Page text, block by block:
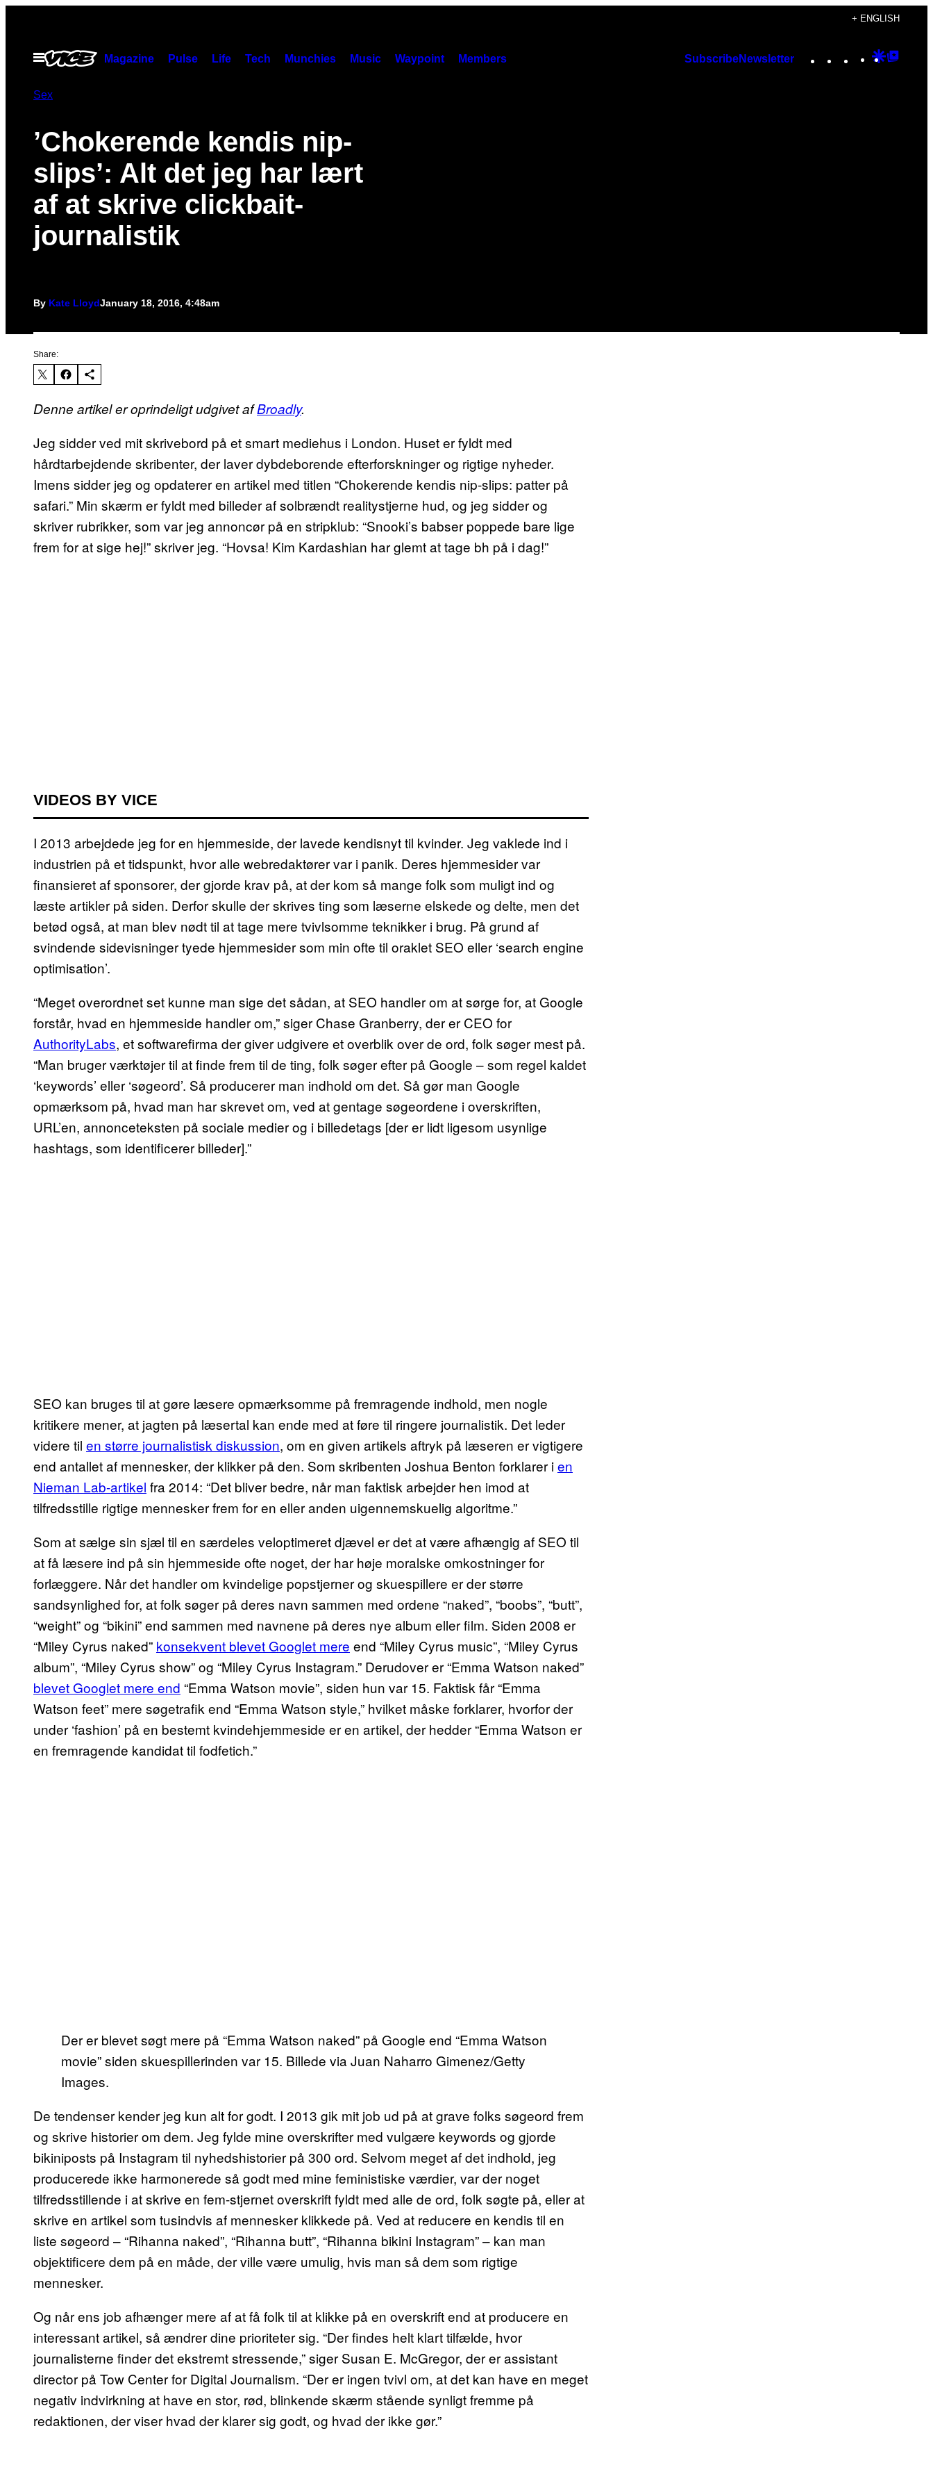
content
+ ENGLISH
Open
Menu
Magazine Pulse Life Tech Munchies Music Waypoint Members SubscribeNewsletter Instagram
TikTok
YouTube
Google
Sex
​’Chokerende kendis nip-
slips’: Alt det jeg har lært
af at skrive clickbait-
journalistik
By Kate LloydJanuary 18, 2016, 4:48am
Share:
Denne artikel er oprindeligt udgivet afBroadly.
Jeg sidder ved mit skrivebord på et smart mediehus i London. Huset er fyldt med
hårdtarbejdende skribenter, der laver dybdeborende efterforskninger og rigtige nyheder.
Imens sidder jeg og opdaterer en artikel med titlen “Chokerende kendis nip-slips: patter på
safari.” Min skærm er fyldt med billeder af solbrændt realitystjerne hud, og jeg sidder og
skriver rubrikker, som var jeg annoncør på en stripklub: “Snooki’s babser poppede bare lige
frem for at sige hej!” skriver jeg. “Hovsa! Kim Kardashian har glemt at tage bh på i dag!”
VIDEOS BY VICE
I 2013 arbejdede jeg for en hjemmeside, der lavede kendisnyt til kvinder. Jeg vaklede ind i
industrien på et tidspunkt, hvor alle webredaktører var i panik. Deres hjemmesider var
finansieret af sponsorer, der gjorde krav på, at der kom så mange folk som muligt ind og
læste artikler på siden. Derfor skulle der skrives ting som læserne elskede og delte, men det
betød også, at man blev nødt til at tage mere tvivlsomme teknikker i brug. På grund af
svindende sidevisninger tyede hjemmesider som min ofte til oraklet SEO eller ‘search engine
optimisation’.
“Meget overordnet set kunne man sige det sådan, at SEO handler om at sørge for, at Google
forstår, hvad en hjemmeside handler om,” siger Chase Granberry, der er CEO for
AuthorityLabs, et softwarefirma der giver udgivere et overblik over de ord, folk søger mest på.
“Man bruger værktøjer til at finde frem til de ting, folk søger efter på Google – som regel kaldet
‘keywords’ eller ‘søgeord’. Så producerer man indhold om det. Så gør man Google
opmærksom på, hvad man har skrevet om, ved at gentage søgeordene i overskriften,
URL’en, annonceteksten på sociale medier og i billedetags [der er lidt ligesom usynlige
hashtags, som identificerer billeder].”
SEO kan bruges til at gøre læsere opmærksomme på fremragende indhold, men nogle
kritikere mener, at jagten på læsertal kan ende med at føre til ringere journalistik. Det leder
videre til en større journalistisk diskussion, om en given artikels aftryk på læseren er vigtigere
end antallet af mennesker, der klikker på den. Som skribenten Joshua Benton forklarer ien
Nieman Lab-artikel fra 2014: “Det bliver bedre, når man faktisk arbejder hen imod at
tilfredsstille rigtige mennesker frem for en eller anden uigennemskuelig algoritme.”
Som at sælge sin sjæl til en særdeles veloptimeret djævel er det at være afhængig af SEO til
at få læsere ind på sin hjemmeside ofte noget, der har høje moralske omkostninger for
forlæggere. Når det handler om kvindelige popstjerner og skuespillere er der større
sandsynlighed for, at folk søger på deres navn sammen med ordene “naked”, “boobs”, “butt”,
“weight” og “bikini” end sammen med navnene på deres nye album eller film. Siden 2008 er
“Miley Cyrus naked” konsekvent blevet Googlet mere end “Miley Cyrus music”, “Miley Cyrus
album”, “Miley Cyrus show” og “Miley Cyrus Instagram.” Derudover er “Emma Watson naked”
blevet Googlet mere end “Emma Watson movie”, siden hun var 15. Faktisk får “Emma
Watson feet” mere søgetrafik end “Emma Watson style,” hvilket måske forklarer, hvorfor der
under ‘fashion’ på en bestemt kvindehjemmeside er en artikel, der hedder “Emma Watson er
en fremragende kandidat til fodfetich.”
Der er blevet søgt mere på “Emma Watson naked” på Google end “Emma Watson
movie” siden skuespillerinden var 15. Billede via Juan Naharro Gimenez/Getty
Images.
De tendenser kender jeg kun alt for godt. I 2013 gik mit job ud på at grave folks søgeord frem
og skrive historier om dem. Jeg fylde mine overskrifter med vulgære keywords og gjorde
bikiniposts på Instagram til nyhedshistorier på 300 ord. Selvom meget af det indhold, jeg
producerede ikke harmonerede så godt med mine feministiske værdier, var der noget
tilfredsstillende i at skrive en fem-stjernet overskrift fyldt med alle de ord, folk søgte på, eller at
skrive en artikel som tusindvis af mennesker klikkede på. Ved at reducere en kendis til en
liste søgeord – “Rihanna naked”, “Rihanna butt”, “Rihanna bikini Instagram” – kan man
objektificere dem på en måde, der ville være umulig, hvis man så dem som rigtige
mennesker.
Og når ens job afhænger mere af at få folk til at klikke på en overskrift end at producere en
interessant artikel, så ændrer dine prioriteter sig. “Der findes helt klart tilfælde, hvor
journalisterne finder det ekstremt stressende,” siger Susan E. McGregor, der er assistant
director på Tow Center for Digital Journalism. “Der er ingen tvivl om, at det kan have en meget
negativ indvirkning at have en stor, rød, blinkende skærm stående synligt fremme på
redaktionen, der viser hvad der klarer sig godt, og hvad der ikke gør.”